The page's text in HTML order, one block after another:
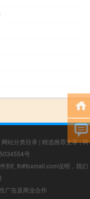
网站分类目录 | 精选推荐文章|网
号
到f_fb#foxmail.com说明，我们
广告及商业合作